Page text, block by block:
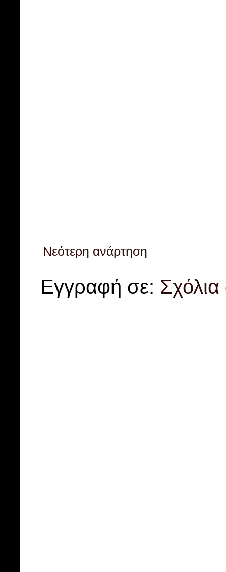
Νεότερη ανάρτηση
Εγγραφή σε: